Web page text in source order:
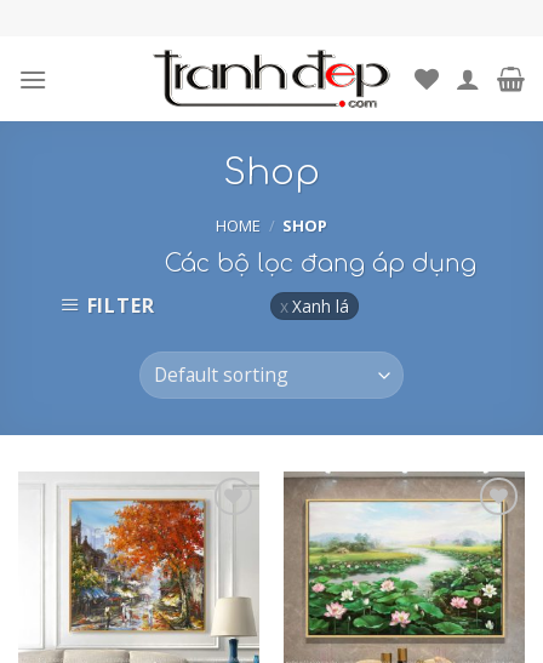
content
Shop
HOME / SHOP
FILTER
Các bộ lọc đang áp dụng
Xanh lá
Add to
Wishlist
Add to
Wishlist